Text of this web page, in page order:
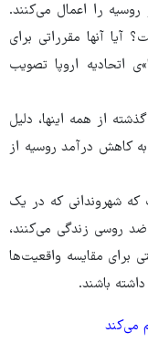
را اعمال می‌کنند.
آیا آنها مقرراتی برای
اتحادیه اروپا تصویب
از همه اینها، دلیل
کاهش درآمد روسیه از
شهروندانی که در یک
ضد روسی زندگی می‌کنند،
برای مقایسه واقعیت‌ها
باشند.
می‌کند